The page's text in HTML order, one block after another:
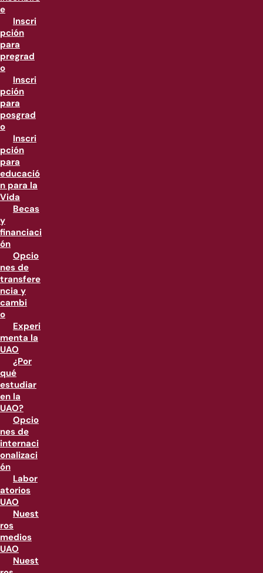
e
Inscri
pción
para
pregrad
o
Inscri
pción
para
posgrad
o
Inscri
pción
para
educació
n para la
Vida
Becas
y
financiaci
ón
Opcio
nes de
transfere
ncia y
cambi
o
Experi
menta la
UAO
¿Por
qué
estudiar
en la
UAO?
Opcio
nes de
internaci
onalizaci
ón
Labor
atorios
UAO
Nuest
ros
medios
UAO
Nuest